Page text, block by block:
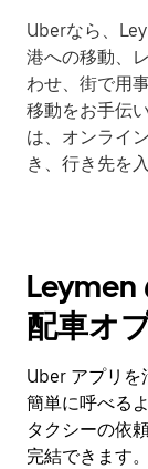
Uberなら、
港への移動、
わせ、街で用
移動をお手伝
は、オンライ
き、行き先を
配車オ
Uber アプリを
簡単に呼べる
タクシーの依
完結できます